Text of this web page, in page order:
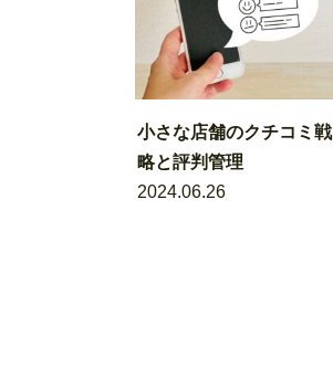
小さな店舗のクチコミ戦
略と評判管理
2024.06.26